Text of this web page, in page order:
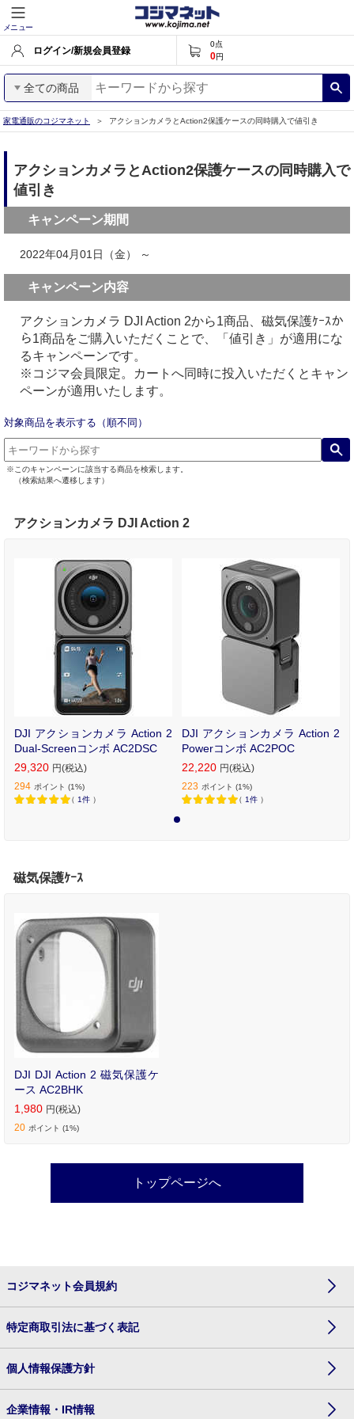
メニュー
ログイン/新規会員登録
0点
0円
全ての商品
家電通販のコジマネット アクションカメラとAction2保護ケースの同時購入で値引き
アクションカメラとAction2保護ケースの同時購入で
値引き
キャンペーン期間
2022年04月01日（金） ～
キャンペーン内容
アクションカメラ DJI Action 2から1商品、磁気保護ｹｰｽか
ら1商品をご購入いただくことで、「値引き」が適用にな
るキャンペーンです。
※コジマ会員限定。カートへ同時に投入いただくとキャン
ペーンが適用いたします。
対象商品を表示する（順不同）
※このキャンペーンに該当する商品を検索します。
（検索結果へ遷移します）
アクションカメラ DJI Action 2
DJI アクションカメラ Action 2
Dual-Screenコンボ AC2DSC
29,320 円(税込)
294 ポイント (1%)
（ 1件 ）
DJI アクションカメラ Action 2
Powerコンボ AC2POC
22,220 円(税込)
223 ポイント (1%)
（ 1件 ）
磁気保護ｹｰｽ
DJI DJI Action 2 磁気保護ケ
ース AC2BHK
1,980 円(税込)
20 ポイント (1%)
トップページへ
コジマネット会員規約
特定商取引法に基づく表記
個人情報保護方針
企業情報・IR情報